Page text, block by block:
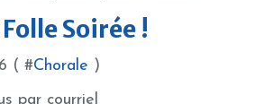
Soirée !
( #Chorale )
par courriel